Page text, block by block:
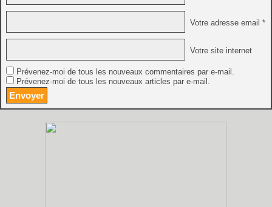
Votre adresse email *
Votre site internet
Prévenez-moi de tous les nouveaux commentaires par e-mail.
Prévenez-moi de tous les nouveaux articles par e-mail.